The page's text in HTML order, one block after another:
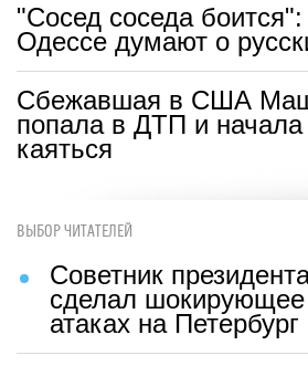
"Сосед соседа боится":
Одессе думают о
Сбежавшая в США
попала в ДТП и начала
каяться
ВЫБОР ЧИТАТЕЛЕЙ
Советник
сделал шокирующее
атаках на Петербург